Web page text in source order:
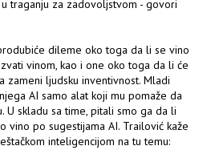
traganju za zadovoljstvom - govori
dileme oko toga da li se vino
vinom, kao i one oko toga da li će
zameni ljudsku inventivnost. Mladi
AI samo alat koji mu pomaže da
U skladu sa time, pitali smo ga da li
vino po sugestijama AI. Trailović kaže
inteligencijom na tu temu: